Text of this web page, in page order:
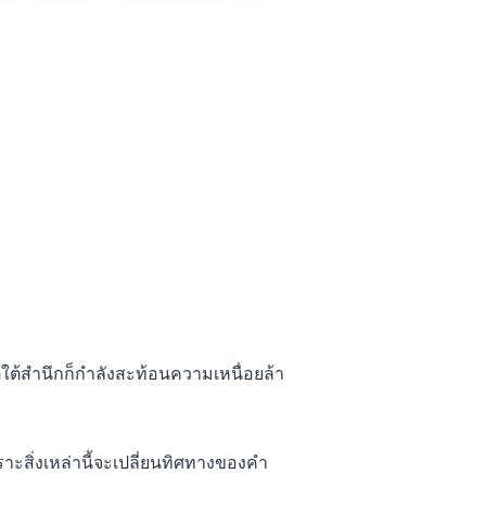
ต้สำนึกก็กำลังสะท้อนความเหนื่อยล้า
สิ่งเหล่านี้จะเปลี่ยนทิศทางของคำ